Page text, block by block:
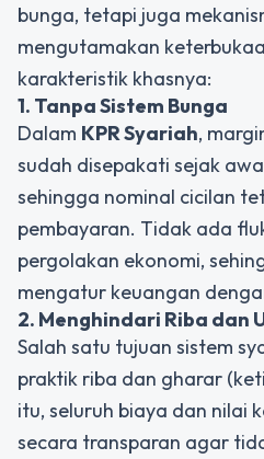
bunga, tetapi juga
mengutamakan
karakteristik khasnya:
1. Tanpa Sistem Bunga
Dalam KPR Syariah,
sudah disepakati sejak
sehingga nominal cicilan
pembayaran. Tidak ada
pergolakan ekonomi,
mengatur keuangan
2. Menghindari Riba dan
Salah satu tujuan sistem
praktik riba dan gharar
itu, seluruh biaya dan nilai
secara transparan agar